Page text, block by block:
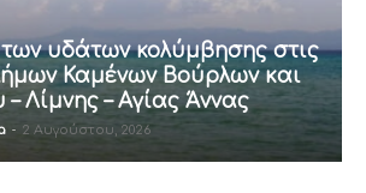
υδάτων κολύμβησης στις
Καμένων Βούρλων και
Λίμνης – Αγίας Άννας
- 2 Αυγούστου, 2026